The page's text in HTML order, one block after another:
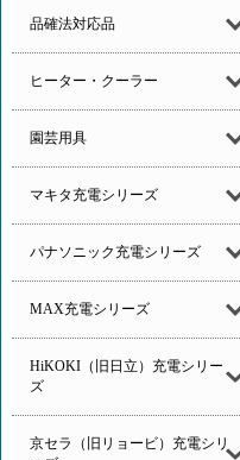
品確法対応品
ヒーター・クーラー
園芸用具
マキタ充電シリーズ
パナソニック充電シリーズ
MAX充電シリーズ
HiKOKI（旧日立）充電シリー
ズ
京セラ（旧リョービ）充電シリ